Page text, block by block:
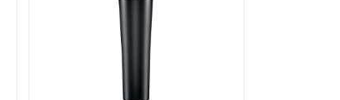
muziek en stemmen
een must zijn
To set up the SM7B in the